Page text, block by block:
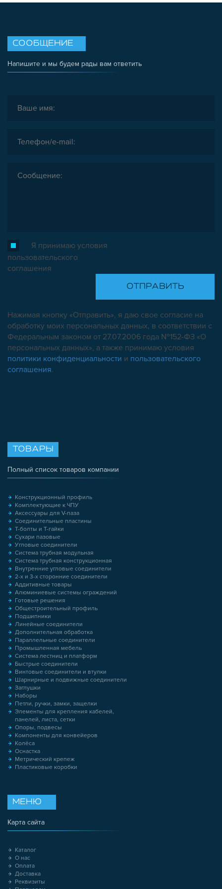
СООБЩЕНИЕ
Напишите и мы будем рады вам ответить
Я принимаю условия
пользовательского
соглашения
Нажимая кнопку «Отправить», я даю свое согласие на
обработку моих персональных данных, в соответствии с
Федеральным законом от 27.07.2006 года №152-ФЗ «О
персональных данных», а также принимаю условия
политики конфиденциальности и пользовательского
соглашения.
ТОВАРЫ
Полный список товаров компании
Конструкционный профиль
Комплектующие к ЧПУ
Аксессуары для V-паза
Соединительные пластины
Т-болты и Т-гайки
Сухари пазовые
Угловые соединители
Система трубная модульная
Система трубная конструкционная
Внутренние угловые соединители
2-х и 3-х сторонние соединители
Аддитивные товары
Алюминиевые системы ограждений
Готовые решения
Общестроительный профиль
Подшипники
Линейные соединители
Дополнительная обработка
Параллельные соединители
Промышленная мебель
Система лестниц и платформ
Быстрые соединители
Винтовые соединители и втулки
Шарнирные и подвижные соединители
Заглушки
Наборы
Петли, ручки, замки, защелки
Элементы для крепления кабелей,
панелей, листа, сетки
Опоры, подвесы
Компоненты для конвейеров
Колёса
Оснастка
Метрический крепеж
Пластиковые коробки
МЕНЮ
Карта сайта
Каталог
О нас
Оплата
Доставка
Реквизиты